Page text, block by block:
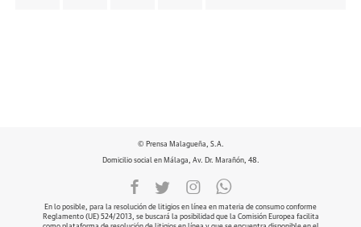
© Prensa Malagueña, S.A.
Domicilio social en Málaga, Av. Dr. Marañón, 48.
En lo posible, para la resolución de litigios en línea en materia de consumo conforme
Reglamento (UE) 524/2013, se buscará la posibilidad que la Comisión Europea facilita